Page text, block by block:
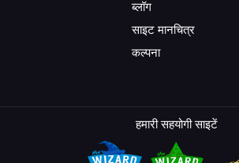
ब्लॉग
साइट मानचित्र
कल्पना
हमारी सहयोगी साइटें